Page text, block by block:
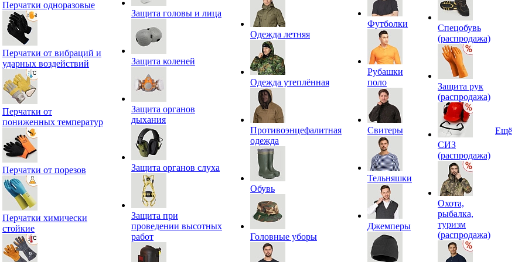
Перчатки одноразовые
Перчатки от вибраций и
ударных воздействий
Перчатки от
пониженных температур
Перчатки от порезов
Перчатки химически
стойкие
Защита головы и лица
Защита коленей
Защита органов
дыхания
Защита органов слуха
Защита при
проведении высотных
работ
Одежда летняя
Одежда утеплённая
Противоэнцефалитная
одежда
Обувь
Головные уборы
Футболки
Рубашки
поло
Свитеры
Тельняшки
Джемперы
Спецобувь
(распродажа)
Защита рук
(распродажа)
СИЗ
(распродажа)
Охота,
рыбалка,
туризм
(распродажа)
Ещё